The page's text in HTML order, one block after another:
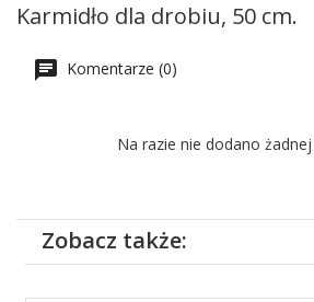
Karmidło dla drobiu, 50 cm.
Komentarze (0)
Na razie nie dodano
Zobacz także: